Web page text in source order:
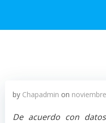
by Chapadmin on
De acuerdo con